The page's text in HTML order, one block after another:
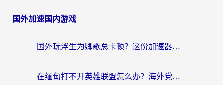
国外加速国内游戏
国外玩浮生为卿歌总卡顿？这份加速器选择指南帮你找回丝滑体验
在缅甸打不开英雄联盟怎么办？海外党亲测有效的国服游戏加速指南